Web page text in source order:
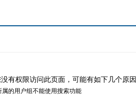
有权限访问此页面，可能有如下几个原因
属的用户组不能使用搜索功能